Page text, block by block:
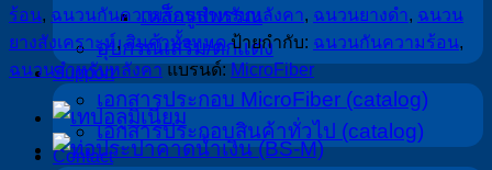
เหล็กรูปพรรณ
อุปกรณ์เสริม/ตกแต่ง
Support
เอกสารประกอบ MicroFiber (catalog)
เอกสารประกอบสินค้าทั่วไป (catalog)
Contact
ร้อน, ฉนวนกันความร้อนสำหรับหลังคา, ฉนวนยางดำ, ฉนวน
ยางสังเคราะห์,สินค้าทั้งหมด ป้ายกำกับ: ฉนวนกันความร้อน,
ฉนวนสำหรับหลังคา แบรนด์:MicroFiber